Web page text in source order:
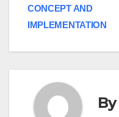
CONCEPT AND
IMPLEMENTATION
By